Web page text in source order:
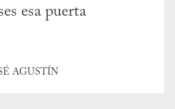
esa puerta
AGUSTÍN